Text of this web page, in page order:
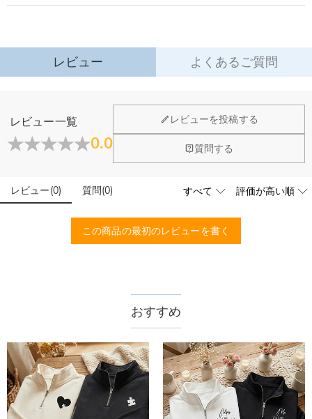
ージ画像が実際の商品と色味が異なる場合がございます。
レビュー よくあるご質問
レビュー一覧
0.0
レビューを投稿する
質問する
レビュー(0) 質問(0)
この商品の最初のレビューを書く
おすすめ